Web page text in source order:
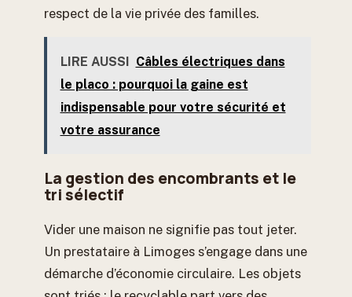
respect de la vie privée des familles.
LIRE AUSSI Câbles électriques dans
le placo : pourquoi la gaine est
indispensable pour votre sécurité et
votre assurance
La gestion des encombrants et le
tri sélectif
Vider une maison ne signifie pas tout jeter.
Un prestataire à Limoges s’engage dans une
démarche d’économie circulaire. Les objets